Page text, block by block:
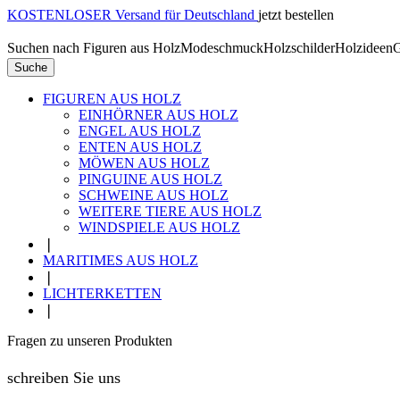
KOSTENLOSER Versand für Deutschland jetzt bestellen
Suchen nach Figuren aus HolzModeschmuckHolzschilderHolzideen
Suche
FIGUREN AUS HOLZ
EINHÖRNER AUS HOLZ
ENGEL AUS HOLZ
ENTEN AUS HOLZ
MÖWEN AUS HOLZ
PINGUINE AUS HOLZ
SCHWEINE AUS HOLZ
WEITERE TIERE AUS HOLZ
WINDSPIELE AUS HOLZ
MARITIMES AUS HOLZ
LICHTERKETTEN
Fragen zu unseren Produkten
schreiben Sie uns